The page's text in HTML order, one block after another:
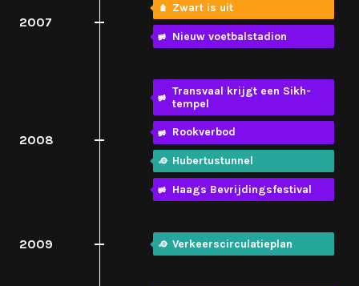
2007
Zwart is uit
Nieuw voetbalstadion
2008
Transvaal krijgt een Sikh-
tempel
Rookverbod
Hubertustunnel
Haags Bevrijdingsfestival
2009 Verkeerscirculatieplan